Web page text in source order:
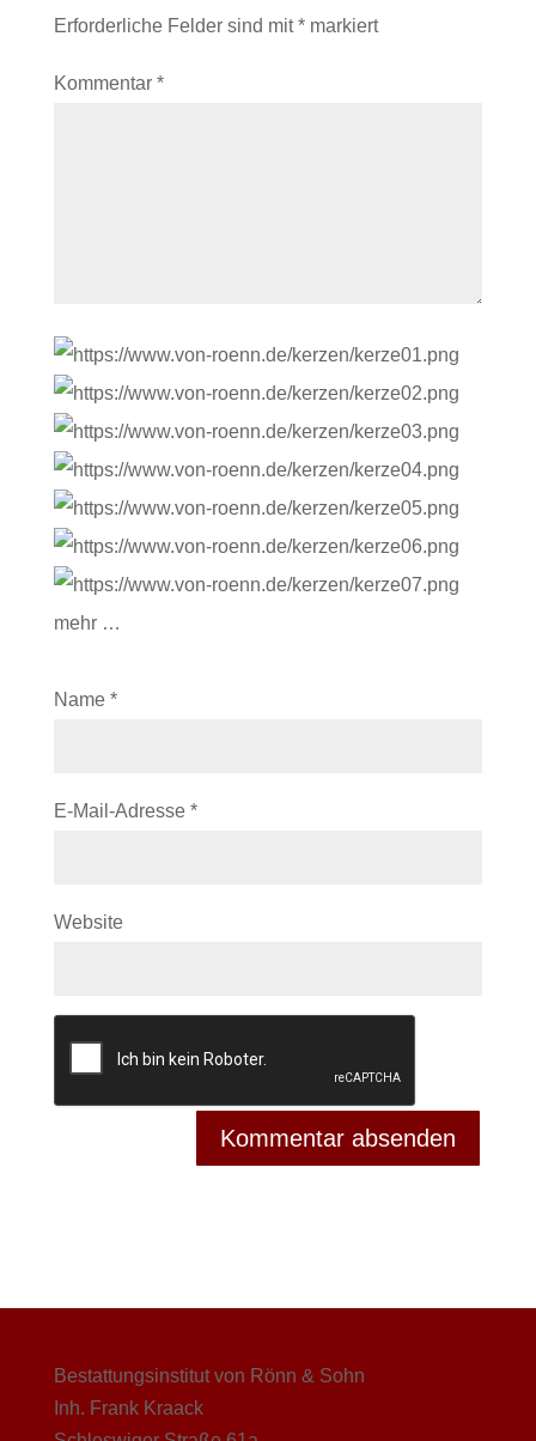
Erforderliche Felder sind mit*markiert
Kommentar *
mehr …
Name *
E-Mail-Adresse *
Website
Bestattungsinstitut von Rönn & Sohn
Inh. Frank Kraack